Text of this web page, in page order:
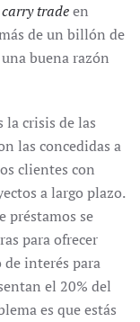
carry tradeen
de un billón de
buena razón
la crisis de las
las concedidas a
clientes con
a largo plazo.
préstamos se
para ofrecer
interés para
el 20% del
es que estás